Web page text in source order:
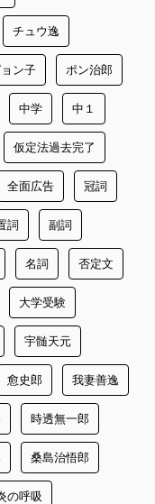
チュウ逸
ン子 ポン治郎
中学 中１
仮定法過去完了
全面広告 冠詞
詞 副詞
名詞 否定文
大学受験
宇髄天元
愈史郎 我妻善逸
時透無一郎
桑島治悟郎
の呼吸